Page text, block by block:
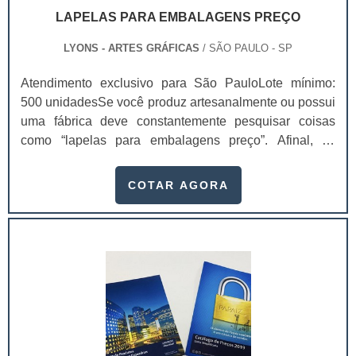
LAPELAS PARA EMBALAGENS PREÇO
LYONS - ARTES GRÁFICAS / SÃO PAULO - SP
Atendimento exclusivo para São PauloLote mínimo:
500 unidadesSe você produz artesanalmente ou possui
uma fábrica deve constantemente pesquisar coisas
como “lapelas para embalagens preço”. Afinal, os
para quem está no mercado. De modo geral, as lapelas
serem diretamente acoplados às embalagens dos
serem colocados em prateleiras e vitrines de
vendas.Ou seja, ao utilizar lapelas para embalagens
preço é possível acondicionar os produtos de maneira
que eles fiquem expostos diretamente para os seus
clientes. Estes itens ainda protegem, divulgam e
conseguem trazer ótimos resultados para o ponto de
COTAR AGORA